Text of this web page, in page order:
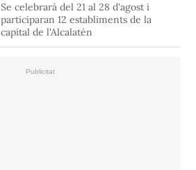
Se celebrarà del 21 al 28 d'agost i
participaran 12 establiments de la
capital de l'Alcalatén